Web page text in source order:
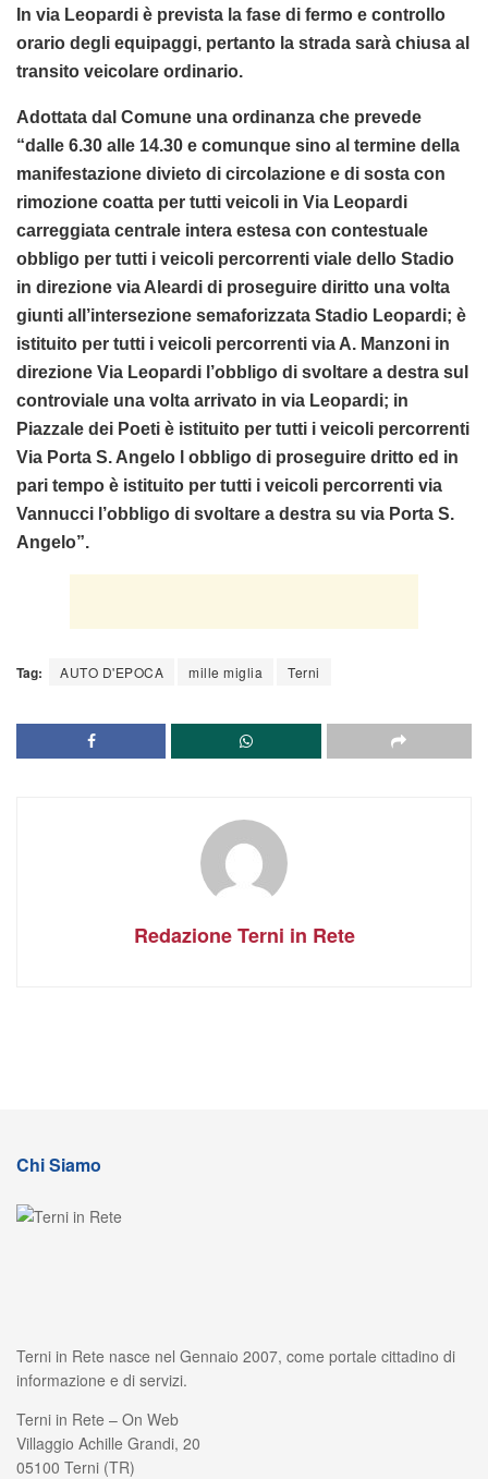
In via Leopardi è prevista la fase di fermo e controllo
orario degli equipaggi, pertanto la strada sarà chiusa al
transito veicolare ordinario.
Adottata dal Comune una ordinanza che prevede
“dalle 6.30 alle 14.30 e comunque sino al termine della
manifestazione divieto di circolazione e di sosta con
rimozione coatta per tutti veicoli in Via Leopardi
carreggiata centrale intera estesa con contestuale
obbligo per tutti i veicoli percorrenti viale dello Stadio
in direzione via Aleardi di proseguire diritto una volta
giunti all’intersezione semaforizzata Stadio Leopardi; è
istituito per tutti i veicoli percorrenti via A. Manzoni in
direzione Via Leopardi l’obbligo di svoltare a destra sul
controviale una volta arrivato in via Leopardi; in
Piazzale dei Poeti è istituito per tutti i veicoli percorrenti
Via Porta S. Angelo l obbligo di proseguire dritto ed in
pari tempo è istituito per tutti i veicoli percorrenti via
Vannucci l’obbligo di svoltare a destra su via Porta S.
Angelo”.
Tag: AUTO D'EPOCA mille miglia Terni
Redazione Terni in Rete
Chi Siamo
Terni in Rete nasce nel Gennaio 2007, come portale cittadino di
informazione e di servizi.
Terni in Rete – On Web
Villaggio Achille Grandi, 20
05100 Terni (TR)